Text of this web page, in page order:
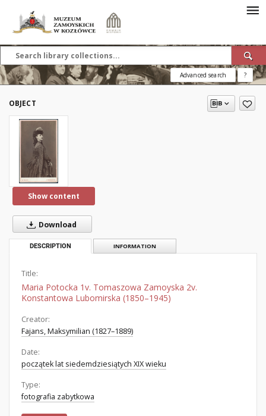
Advanced search ?
OBJECT
Show content
Download
DESCRIPTION INFORMATION
Title:
Maria Potocka 1v. Tomaszowa Zamoyska 2v.
Konstantowa Lubomirska (1850–1945)
Creator:
Fajans, Maksymilian (1827–1889)
Date:
początek lat siedemdziesiątych XIX wieku
Type:
fotografia zabytkowa